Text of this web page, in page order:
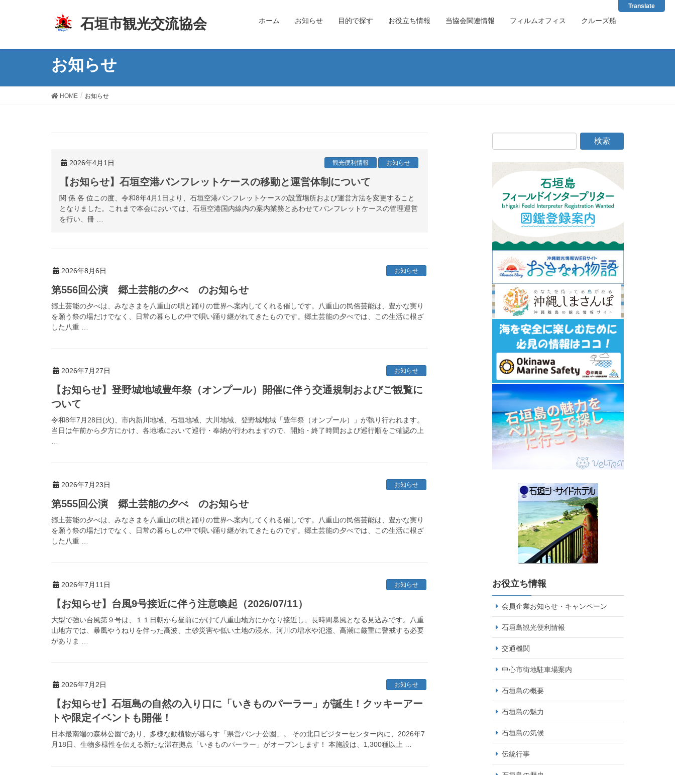
石垣市観光交流協会 ホーム お知らせ 目的で探す お役立ち情報 当協会関連情報 フィルムオフィス クルーズ船
お知らせ
HOME お知らせ
2026年4月1日 お知らせ
観光便利情報
【お知らせ】石垣空港パンフレットケースの移動と運営体制について
関 係 各 位この度、令和8年4月1日より、石垣空港パンフレットケースの設置場所および運営方法を変更すること
となりました。これまで本会においては、石垣空港国内線内の案内業務とあわせてパンフレットケースの管理運営
を行い、冊 …
2026年8月6日 お知らせ
第556回公演 郷土芸能の夕べ のお知らせ
郷土芸能の夕べは、みなさまを八重山の唄と踊りの世界へ案内してくれる催しです。八重山の民俗芸能は、豊かな実り
を願う祭の場だけでなく、日常の暮らしの中で唄い踊り継がれてきたものです。郷土芸能の夕べでは、この生活に根ざ
した八重 …
2026年7月27日 お知らせ
【お知らせ】登野城地域豊年祭（オンプール）開催に伴う交通規制およびご観覧に
ついて
令和8年7月28日(火)、市内新川地域、石垣地域、大川地域、登野城地域「豊年祭（オンプール）」が執り行われます。
当日は午前から夕方にかけ、各地域において巡行・奉納が行われますので、開始・終了時間および巡行順をご確認の上
2026年7月23日 お知らせ
第555回公演 郷土芸能の夕べ のお知らせ
郷土芸能の夕べは、みなさまを八重山の唄と踊りの世界へ案内してくれる催しです。八重山の民俗芸能は、豊かな実り
を願う祭の場だけでなく、日常の暮らしの中で唄い踊り継がれてきたものです。郷土芸能の夕べでは、この生活に根ざ
した八重 …
2026年7月11日 お知らせ
【お知らせ】台風9号接近に伴う注意喚起（2026/07/11）
大型で強い台風第９号は、１１日朝から昼前にかけて八重山地方にかなり接近し、長時間暴風となる見込みです。八重
山地方では、暴風やうねりを伴った高波、土砂災害や低い土地の浸水、河川の増水や氾濫、高潮に厳重に警戒する必要
がありま …
2026年7月2日 お知らせ
【お知らせ】石垣島の自然の入り口に「いきものパーラー」が誕生！クッキーアー
トや限定イベントも開催！
日本最南端の森林公園であり、多様な動植物が暮らす「県営バンナ公園」。 その北口ビジターセンター内に、2026年7
月18日、生物多様性を伝える新たな滞在拠点「いきものパーラー」がオープンします！ 本施設は、1,300種以上 …
お役立ち情報
会員企業お知らせ・キャンペーン
石垣島観光便利情報
交通機関
中心市街地駐車場案内
石垣島の概要
石垣島の魅力
石垣島の気候
伝統行事
Translate